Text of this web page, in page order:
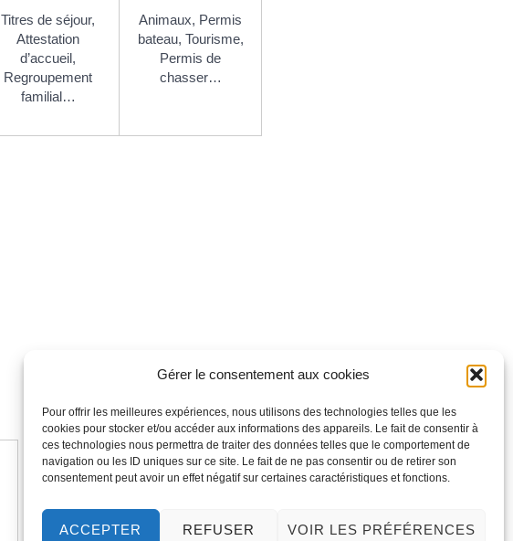
Gérer le consentement aux cookies
Pour offrir les meilleures expériences, nous utilisons des technologies telles que les
cookies pour stocker et/ou accéder aux informations des appareils. Le fait de consentir à
ces technologies nous permettra de traiter des données telles que le comportement de
navigation ou les ID uniques sur ce site. Le fait de ne pas consentir ou de retirer son
consentement peut avoir un effet négatif sur certaines caractéristiques et fonctions.
ACCEPTER REFUSER VOIR LES PRÉFÉRENCES
Titres de séjour,
Attestation
d’accueil,
Regroupement
familial…
Animaux, Permis
bateau, Tourisme,
Permis de
chasser…